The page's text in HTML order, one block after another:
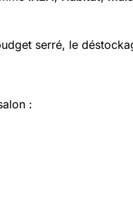
serré, le
: